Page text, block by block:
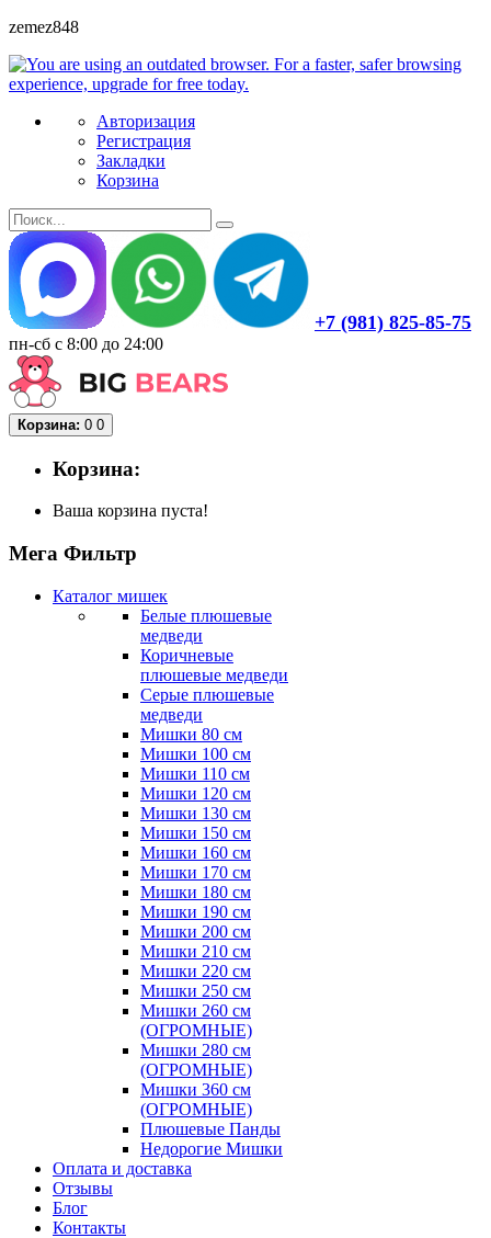
zemez848
Авторизация
Регистрация
Закладки
Корзина
+7 (981) 825-85-75
пн-сб с 8:00 до 24:00
Корзина: 0 0
Корзина:
Ваша корзина пуста!
Мега Фильтр
Каталог мишек
Белые плюшевые
медведи
Коричневые
плюшевые медведи
Серые плюшевые
медведи
Мишки 80 см
Мишки 100 см
Мишки 110 см
Мишки 120 см
Мишки 130 см
Мишки 150 см
Мишки 160 см
Мишки 170 см
Мишки 180 см
Мишки 190 см
Мишки 200 см
Мишки 210 см
Мишки 220 см
Мишки 250 см
Мишки 260 см
(ОГРОМНЫЕ)
Мишки 280 см
(ОГРОМНЫЕ)
Мишки 360 см
(ОГРОМНЫЕ)
Плюшевые Панды
Недорогие Мишки
Оплата и доставка
Отзывы
Блог
Контакты